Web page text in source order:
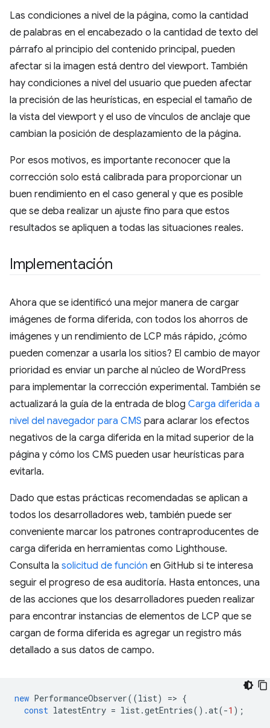
Las condiciones a nivel de la página, como la cantidad
de palabras en el encabezado o la cantidad de texto del
párrafo al principio del contenido principal, pueden
afectar si la imagen está dentro del viewport. También
hay condiciones a nivel del usuario que pueden afectar
la precisión de las heurísticas, en especial el tamaño de
la vista del viewport y el uso de vínculos de anclaje que
cambian la posición de desplazamiento de la página.
Por esos motivos, es importante reconocer que la
corrección solo está calibrada para proporcionar un
buen rendimiento en el caso general y que es posible
que se deba realizar un ajuste fino para que estos
resultados se apliquen a todas las situaciones reales.
Implementación
Ahora que se identificó una mejor manera de cargar
imágenes de forma diferida, con todos los ahorros de
imágenes y un rendimiento de LCP más rápido, ¿cómo
pueden comenzar a usarla los sitios? El cambio de mayor
prioridad es enviar un parche al núcleo de WordPress
para implementar la corrección experimental. También se
actualizará la guía de la entrada de blog Carga diferida a
nivel del navegador para CMS para aclarar los efectos
negativos de la carga diferida en la mitad superior de la
página y cómo los CMS pueden usar heurísticas para
evitarla.
Dado que estas prácticas recomendadas se aplican a
todos los desarrolladores web, también puede ser
conveniente marcar los patrones contraproducentes de
carga diferida en herramientas como Lighthouse.
Consulta la solicitud de función en GitHub si te interesa
seguir el progreso de esa auditoría. Hasta entonces, una
de las acciones que los desarrolladores pueden realizar
para encontrar instancias de elementos de LCP que se
cargan de forma diferida es agregar un registro más
detallado a sus datos de campo.
new PerformanceObserver((list) => {
const latestEntry = list.getEntries().at(-1 );